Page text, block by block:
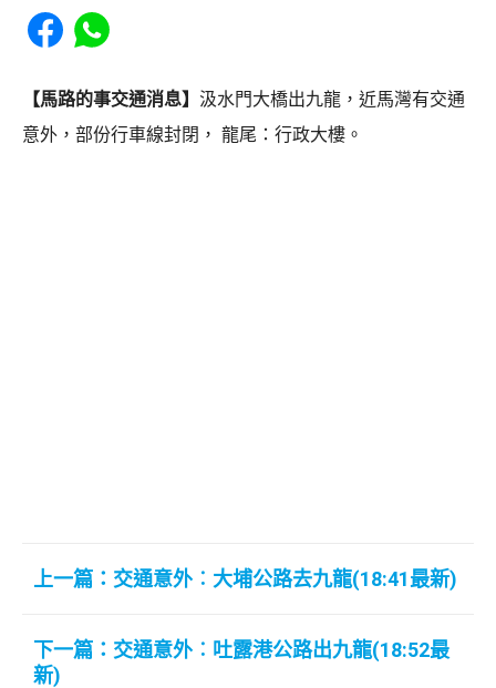
Share to Facebook
Share to WhatsApp
【馬路的事交通消息】 汲水門大橋出九龍，近馬灣有交通
意外，部份行車線封閉， 龍尾：行政大樓。
上一篇：交通意外︰大埔公路去九龍(18:41最新)
下一篇：交通意外︰吐露港公路出九龍(18:52最
新)